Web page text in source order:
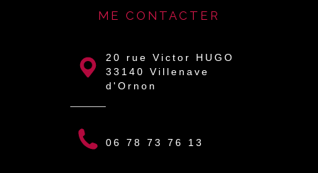
ME CONTACTER
20 rue Victor HUGO
33140 Villenave
d'Ornon
06 78 73 76 13